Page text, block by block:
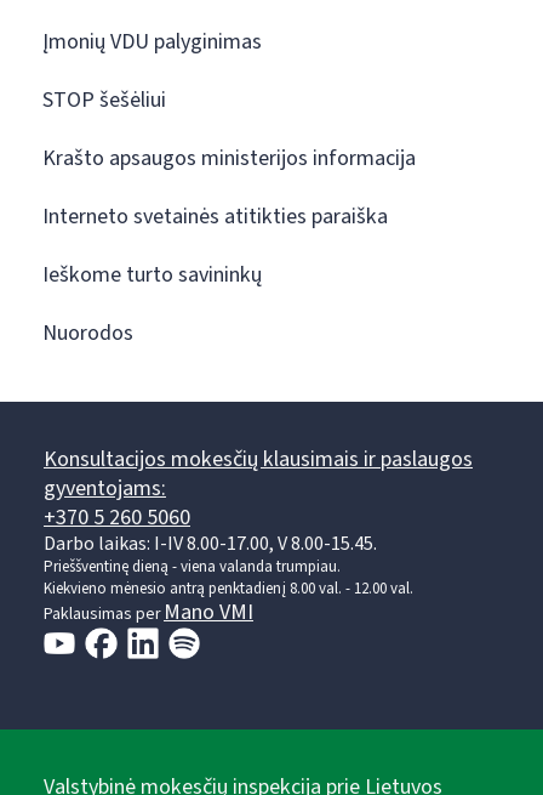
Įmonių VDU palyginimas
STOP šešėliui
Krašto apsaugos ministerijos informacija
Interneto svetainės atitikties paraiška
Ieškome turto savininkų
Nuorodos
Konsultacijos mokesčių klausimais ir paslaugos
gyventojams:
+370 5 260 5060
Darbo laikas: I-IV 8.00-17.00, V 8.00-15.45.
Prieššventinę dieną - viena valanda trumpiau.
Kiekvieno mėnesio antrą penktadienį 8.00 val. - 12.00 val.
Paklausimas perMano VMI
Valstybinė mokesčių inspekcija prie Lietuvos